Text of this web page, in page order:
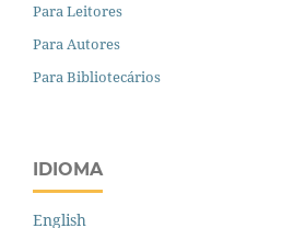
Para Leitores
Para Autores
Para Bibliotecários
IDIOMA
English